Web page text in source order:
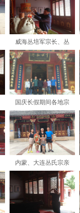
威海丛培军宗长、丛
国庆长假期间各地宗
内蒙、大连丛氏宗亲